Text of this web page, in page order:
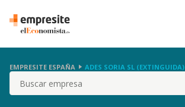
EMPRESITE ESPAÑA ADES SORIA SL (EXTINGUIDA)
Buscar